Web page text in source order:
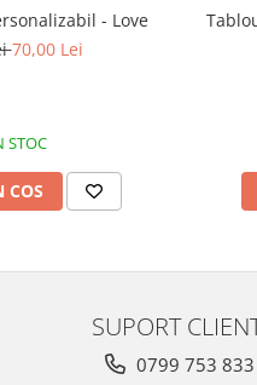
- Love
70,00 Lei
STOC
COS
SUPORT
0799 753 833